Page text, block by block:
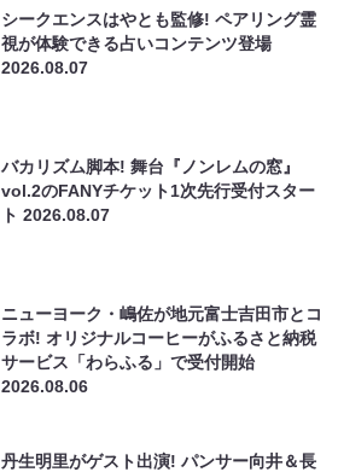
シークエンスはやとも監修! ペアリング霊
視が体験できる占いコンテンツ登場
2026.08.07
バカリズム脚本! 舞台『ノンレムの窓』
vol.2のFANYチケット1次先行受付スター
ト2026.08.07
ニューヨーク・嶋佐が地元富士吉田市とコ
ラボ! オリジナルコーヒーがふるさと納税
サービス「わらふる」で受付開始
2026.08.06
丹生明里がゲスト出演! パンサー向井＆長